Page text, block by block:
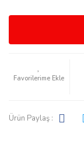
Ürün Paylaş :